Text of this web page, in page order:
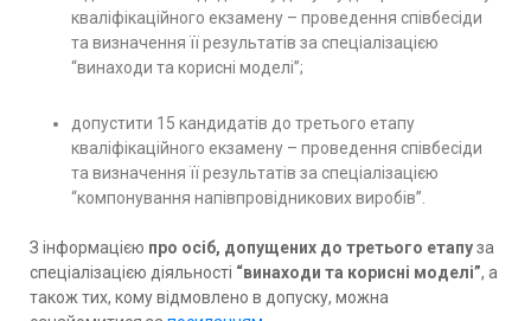
кваліфікаційного екзамену – проведення співбесіди
та визначення її результатів за спеціалізацією
“винаходи та корисні моделі”;
допустити 15 кандидатів до третього етапу
кваліфікаційного екзамену – проведення співбесіди
та визначення її результатів за спеціалізацією
“компонування напівпровідникових виробів”.
З інформацією про осіб, допущених до третього етапуза
спеціалізацією діяльності “винаходи та корисні моделі”, а
також тих, кому відмовлено в допуску, можна